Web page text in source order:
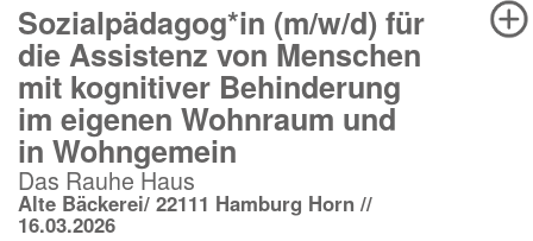
Sozialpädagog*in (m/w/d) für
die Assistenz von Menschen
mit kognitiver Behinderung
im eigenen Wohnraum und
in Wohngemein
Das Rauhe Haus
Alte Bäckerei/ 22111 Hamburg Horn //
16.03.2026